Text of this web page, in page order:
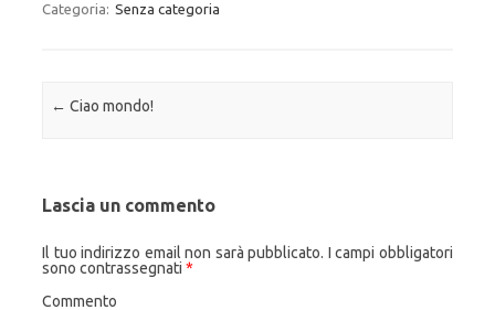
Categoria: Senza categoria
Navigazione articolo
← Ciao mondo!
Lascia un commento
Il tuo indirizzo email non sarà pubblicato. I campi obbligatori
sono contrassegnati *
Commento